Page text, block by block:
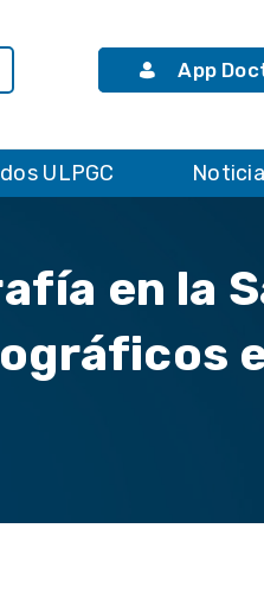
App
ULPGC
en la